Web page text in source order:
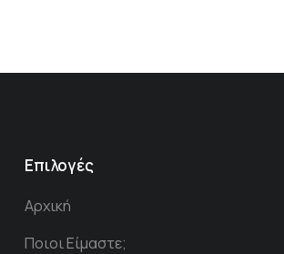
Επιλογές
Αρχική
Ποιοι Είμαστε;